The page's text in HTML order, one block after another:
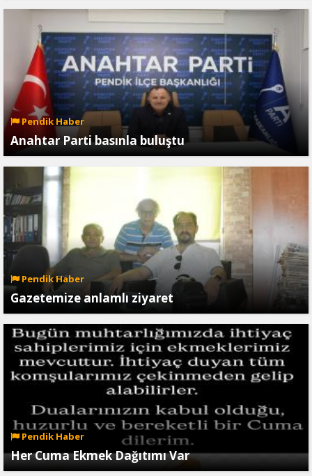
Pendik Haber
Anahtar Parti basınla buluştu
Pendik Haber
Gazetemize anlamlı ziyaret
Pendik Haber
Her Cuma Ekmek Dağıtımı Var